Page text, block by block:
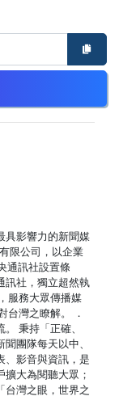
具影響力的新聞媒
限公司，以企業
通訊社設置條
訊社，獨立超然執
服務大眾傳播媒
台灣之瞭解。 ．
秉持「正確、
團隊每天以中、
、影音與資訊，是
大為閱聽大眾；
台灣之眼，世界之